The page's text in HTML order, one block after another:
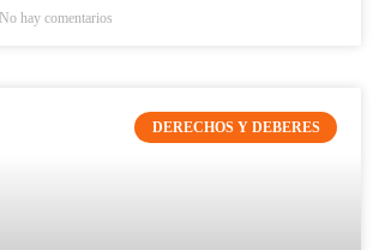
No hay comentarios
DERECHOS Y DEBERES